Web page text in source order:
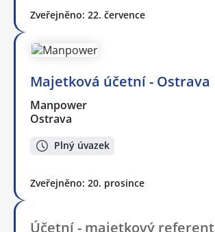
Zveřejněno: 22. července
Majetková účetní - Ostrava
Manpower
Ostrava
Plný úvazek
Zveřejněno: 20. prosince
Účetní - majetkový referent